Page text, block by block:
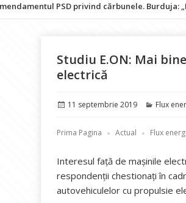
privind cărbunele. Burduja: „Legea nu
Studiu E.ON: Mai
electrică
Publicat
11 septembrie 2019 Categorii
Flux
Prima Pagina Actual Flux
Interesul faţă de maşinile
respondenţii chestionaţi în
autovehiculelor cu propulsie